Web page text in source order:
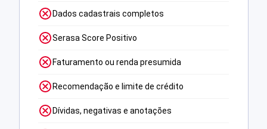
Dados cadastrais completos
Serasa Score Positivo
Faturamento ou renda presumida
Recomendação e limite de crédito
Dívidas, negativas e anotações